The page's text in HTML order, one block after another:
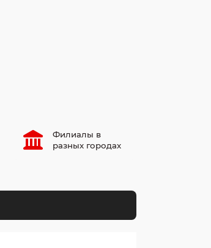
Филиалы в
разных городах